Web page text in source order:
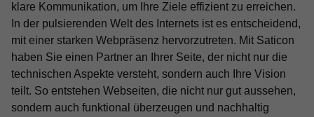
klare Kommunikation, um Ihre Ziele effizient zu erreichen.
In der pulsierenden Welt des Internets ist es entscheidend,
mit einer starken Webpräsenz hervorzutreten. Mit Saticon
haben Sie einen Partner an Ihrer Seite, der nicht nur die
technischen Aspekte versteht, sondern auch Ihre Vision
teilt. So entstehen Webseiten, die nicht nur gut aussehen,
sondern auch funktional überzeugen und nachhaltig